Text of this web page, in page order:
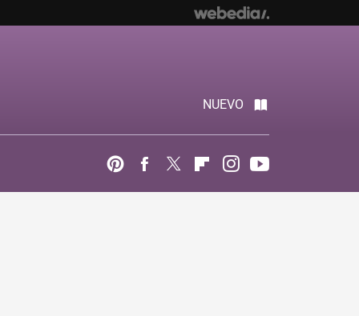
NUEVO
PinterestFacebook
Twitter FlipboardInstagram